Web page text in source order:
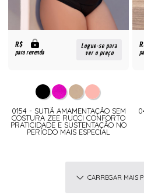
R$
para revenda
Logue-se para
ver o preço
0154 - SUTIÃ AMAMENTAÇÃO SEM
COSTURA ZEE RUCCI CONFORTO
PRATICIDADE E SUSTENTAÇÃO NO
PERÍODO MAIS ESPECIAL
CARREGAR MAIS